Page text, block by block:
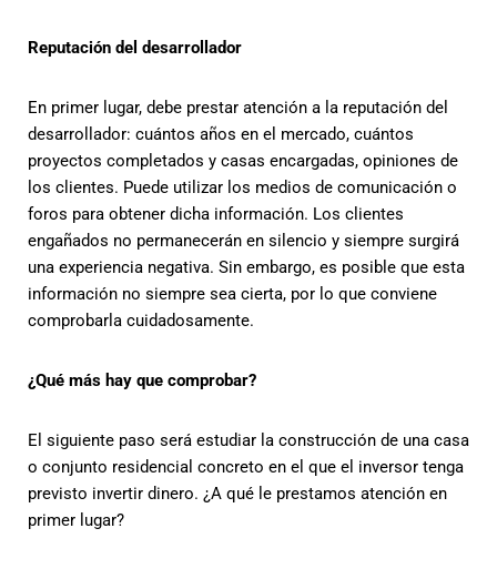
Reputación del desarrollador
En primer lugar, debe prestar atención a la reputación del
desarrollador: cuántos años en el mercado, cuántos
proyectos completados y casas encargadas, opiniones de
los clientes. Puede utilizar los medios de comunicación o
foros para obtener dicha información. Los clientes
engañados no permanecerán en silencio y siempre surgirá
una experiencia negativa. Sin embargo, es posible que esta
información no siempre sea cierta, por lo que conviene
comprobarla cuidadosamente.
¿Qué más hay que comprobar?
El siguiente paso será estudiar la construcción de una casa
o conjunto residencial concreto en el que el inversor tenga
previsto invertir dinero. ¿A qué le prestamos atención en
primer lugar?